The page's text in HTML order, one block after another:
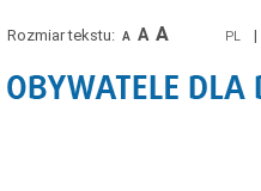
Rozmiar tekstu: A A A PL |